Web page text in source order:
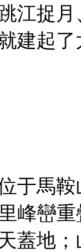
江捉
建起
于馬
峰巒
蓋地